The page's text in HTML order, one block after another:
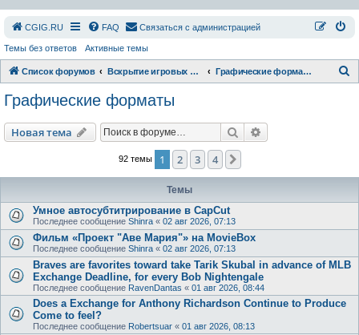
СGIG.RU FAQ Связаться с администрацией
Темы без ответов Активные темы
Список форумов Вскрытие игровых ресурсов Графические форматы
Графические форматы
Новая тема Поиск
92 темы 1 2 3 4
Темы
Умное автосубтитрирование в CapCut
Последнее сообщение Shinra « 02 авг 2026, 07:13
Фильм «Проект "Аве Мария"» на MovieBox
Последнее сообщение Shinra « 02 авг 2026, 07:13
Braves are favorites toward take Tarik Skubal in advance of MLB
Exchange Deadline, for every Bob Nightengale
Последнее сообщение RavenDantas « 01 авг 2026, 08:44
Does a Exchange for Anthony Richardson Continue to Produce
Come to feel?
Последнее сообщение Robertsuar « 01 авг 2026, 08:13